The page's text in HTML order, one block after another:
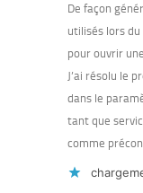
De façon
utilisés lors
pour ouvrir
J’ai résolu le
dans le
tant que
comme